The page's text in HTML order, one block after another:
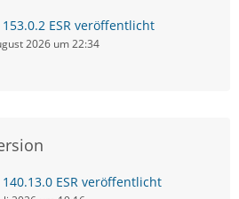
ESR veröffentlicht
2026 um 22:34
ESR veröffentlicht